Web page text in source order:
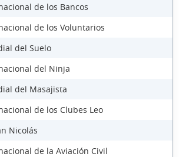
de los Bancos
de los Voluntarios
del Suelo
del Ninja
del Masajista
de los Clubes Leo
Nicolás
de la Aviación Civil